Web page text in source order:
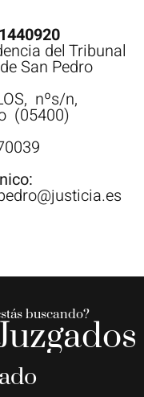
del Tribunal
San Pedro
nºs/n,
(05400)
buscando?